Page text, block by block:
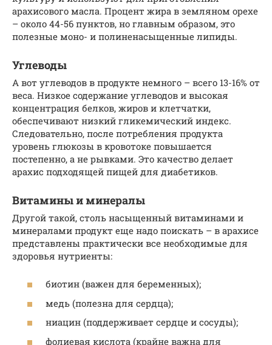
арахисового масла. Процент жира в земляном орехе
– около 44-56 пунктов, но главным образом, это
полезные моно- и полиненасыщенные липиды.
Углеводы
А вот углеводов в продукте немного – всего 13-16% от
веса. Низкое содержание углеводов и высокая
концентрация белков, жиров и клетчатки,
обеспечивают низкий гликемический индекс.
Следовательно, после потребления продукта
уровень глюкозы в кровотоке повышается
постепенно, а не рывками. Это качество делает
арахис подходящей пищей для диабетиков.
Витамины и минералы
Другой такой, столь насыщенный витаминами и
минералами продукт еще надо поискать – в арахисе
представлены практически все необходимые для
здоровья нутриенты:
биотин (важен для беременных);
медь (полезна для сердца);
ниацин (поддерживает сердце и сосуды);
фолиевая кислота (крайне важна для